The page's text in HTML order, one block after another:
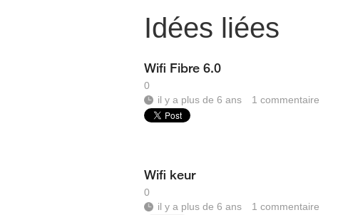
Idées liées
Wifi Fibre 6.0
0
il y a plus de 6 ans
1 commentaire
Wifi keur
0
il y a plus de 6 ans
1 commentaire